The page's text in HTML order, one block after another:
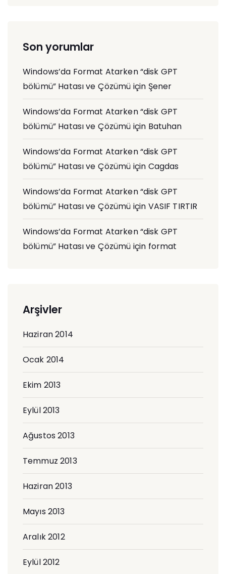
Son yorumlar
Windows’da Format Atarken “disk GPT
bölümü” Hatası ve Çözümü için Şener
Windows’da Format Atarken “disk GPT
bölümü” Hatası ve Çözümü için Batuhan
Windows’da Format Atarken “disk GPT
bölümü” Hatası ve Çözümü için Cagdas
Windows’da Format Atarken “disk GPT
bölümü” Hatası ve Çözümü için VASIF TIRTIR
Windows’da Format Atarken “disk GPT
bölümü” Hatası ve Çözümü için format
Arşivler
Haziran 2014
Ocak 2014
Ekim 2013
Eylül 2013
Ağustos 2013
Temmuz 2013
Haziran 2013
Mayıs 2013
Aralık 2012
Eylül 2012